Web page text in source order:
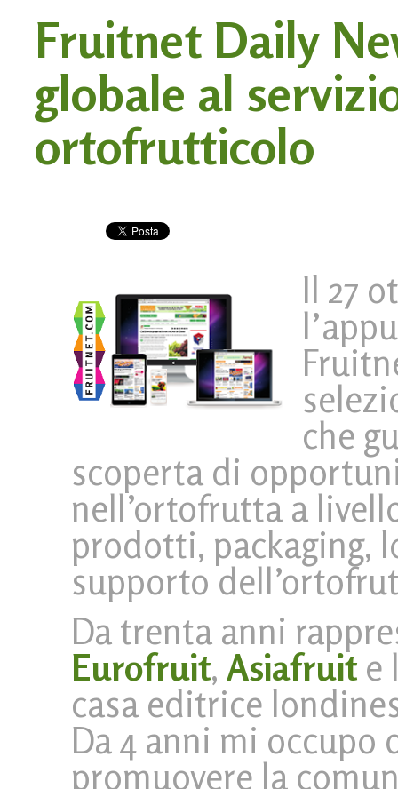
Fruitnet Daily
globale al
ortofrutticolo
Il 27
che
scoperta di
nell’ortofrutta a
prodotti, packaging,
supporto
Da trenta anni
Eurofruit, Asiafruit e
casa editrice
Da 4 anni mi
promuovere la